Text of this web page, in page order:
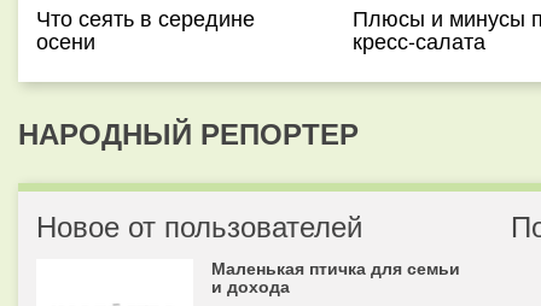
Что сеять в середине
осени
Плюсы и минусы
кресс-салата
НАРОДНЫЙ РЕПОРТЕР
Новое от пользователей
Маленькая птичка для семьи
и дохода